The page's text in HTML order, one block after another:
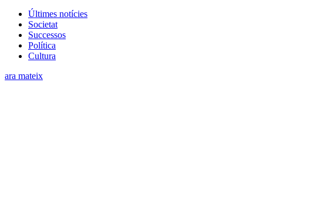
Últimes notícies
Societat
Successos
Política
Cultura
ara mateix